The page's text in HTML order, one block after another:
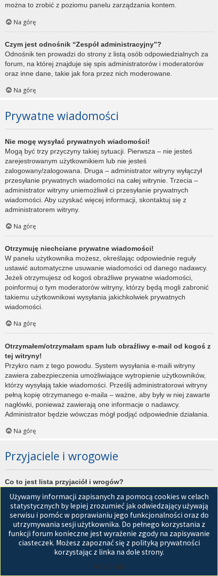
można to zrobić z poziomu panelu zarządzania kontem.
Na górę
Czym jest odnośnik “Zespół administracyjny”?
Odnośnik ten prowadzi do strony z listą osób odpowiedzialnych za
forum, na której znajduje się spis administratorów i moderatorów
oraz inne dane, takie jak fora przez nich moderowane.
Na górę
Prywatne wiadomości
Nie mogę wysyłać prywatnych wiadomości!
Mogą być trzy przyczyny takiej sytuacji. Pierwsza – nie jesteś
zarejestrowanym użytkownikiem lub nie jesteś
zalogowany/zalogowana. Druga – administrator witryny wyłączył
przesyłanie prywatnych wiadomości na całej witrynie. Trzecia –
administrator witryny uniemożliwił ci przesyłanie prywatnych
wiadomości. Aby uzyskać więcej informacji, skontaktuj się z
administratorem witryny.
Na górę
Otrzymuję niechciane prywatne wiadomości!
W panelu użytkownika możesz, określając odpowiednie reguły
ustawić automatyczne usuwanie wiadomości od danego nadawcy.
Jeżeli otrzymujesz od kogoś obraźliwe prywatne wiadomości,
poinformuj o tym moderatorów witryny, którzy będą mogli zabronić
takiemu użytkownikowi wysyłania jakichkolwiek prywatnych
wiadomości.
Na górę
Otrzymałem/otrzymałam spam lub obraźliwy e-mail od kogoś z
tej witryny!
Przykro nam z tego powodu. System wysyłania e-maili witryny
zawiera zabezpieczenia umożliwiające wytropienie użytkowników,
którzy wysyłają takie wiadomości. Prześlij administratorowi witryny
pełną kopię otrzymanego e-maila – ważne, aby były w niej zawarte
nagłówki, ponieważ zawierają one informacje o nadawcy.
Administrator będzie wówczas mógł podjąć odpowiednie działania.
Na górę
Przyjaciele i wrogowie
Co to jest lista przyjaciół i wrogów?
użytkowników witryny. Użytkownicy dodani do listy przyjaciół będą
wyświetleni na karciePrzyjacieleznajdującej się w panelu
zarządzania kontem. Z tego poziomu można szybko sprawdzić ich
status, a także wysłać prywatną wiadomość. Zależnie od
używanego stylu witryny, posty tych użytkowników mogą być
wyróżniane. Jeśli użytkownik zostanie dodany do listy wrogów,
Używamy informacji zapisanych za pomocą cookies w celach
statystycznych by lepiej zrozumieć jak odwiedzający używają
serwisu i pomóc w poprawianiu jego funkcjonalności oraz do
utrzymywania sesji użytkownika. Do pełnego korzystania z
funkcji forum konieczne jest wyrażenie zgody na zapisywanie
ciasteczek. Możesz zapoznać się z polityką prywatności
korzystając z linka na dole strony.
Akceptuję